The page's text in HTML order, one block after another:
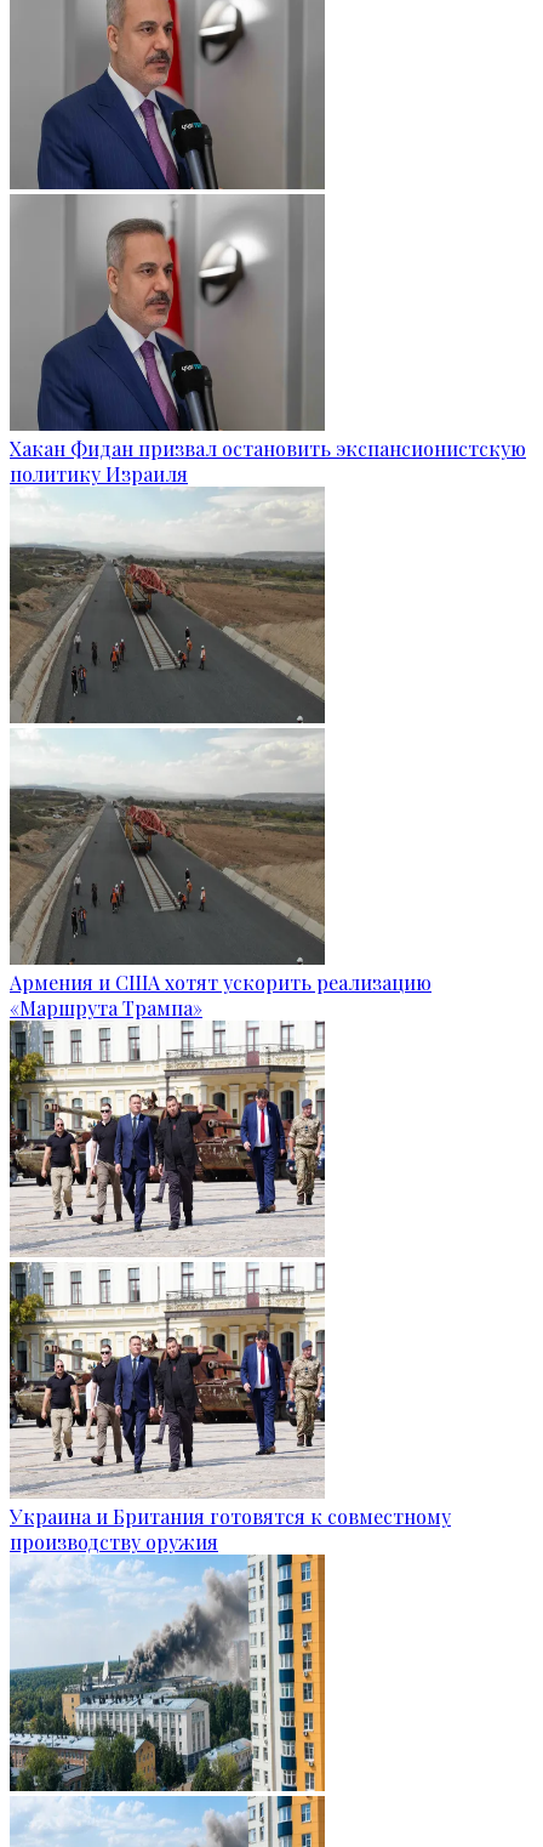
Хакан Фидан призвал остановить экспансионистскую
политику Израиля
Армения и США хотят ускорить реализацию
«Маршрута Трампа»
Украина и Британия готовятся к совместному
производству оружия